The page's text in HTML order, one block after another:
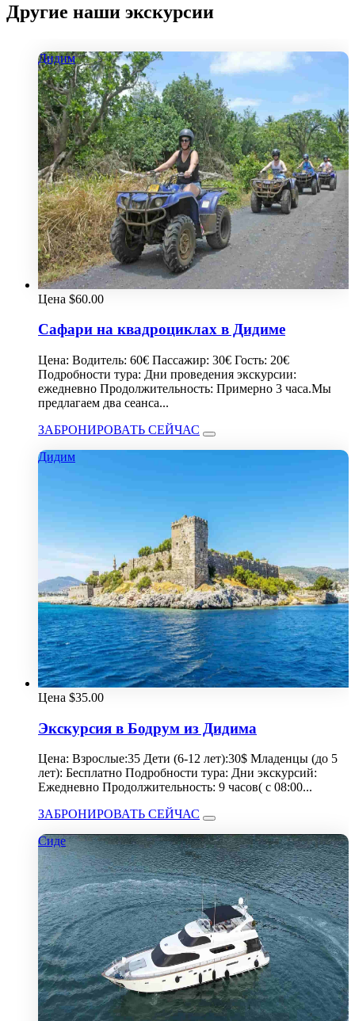
Другие наши экскурсии
Дидим
Цена $60.00
Сафари на квадроциклах в Дидиме
Цена: Водитель: 60€ Пассажир: 30€ Гость: 20€
Подробности тура: Дни проведения экскурсии:
ежедневно Продолжительность: Примерно 3 часа.Мы
предлагаем два сеанса...
ЗАБРОНИРОВАТЬ СЕЙЧАС
Дидим
Цена $35.00
Экскурсия в Бодрум из Дидима
Цена: Взрослые:35 Дети (6-12 лет):30$ Младенцы (до 5
лет): Бесплатно Подробности тура: Дни экскурсий:
Ежедневно Продолжительность: 9 часов( с 08:00...
ЗАБРОНИРОВАТЬ СЕЙЧАС
Сиде